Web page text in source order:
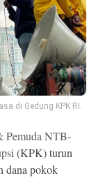
di Gedung KPK RI.
Pemuda NTB-
(KPK) turun
dana pokok